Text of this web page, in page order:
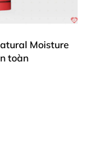
Moisture
toàn